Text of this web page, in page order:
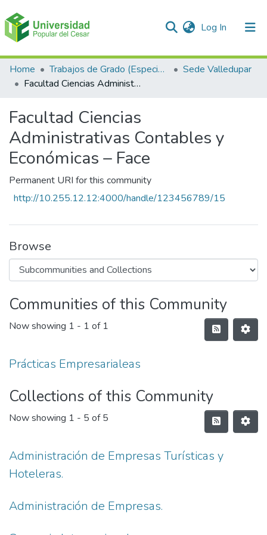
Log In (current)
Communities & Collections
Statistics
Home Trabajos de Grado (Especializaciones y Pregrados)
Sede Valledupar
Facultad Ciencias Administrativas Contables y Económicas – Face
Facultad Ciencias
Administrativas Contables y
Económicas – Face
Permanent URI for this community
http://10.255.12.12:4000/handle/123456789/15
Browse
Communities of this Community
Now showing 1 - 1 of 1
Prácticas Empresarialeas
Collections of this Community
Now showing 1 - 5 of 5
Administración de Empresas Turísticas y
Hoteleras.
Administración de Empresas.